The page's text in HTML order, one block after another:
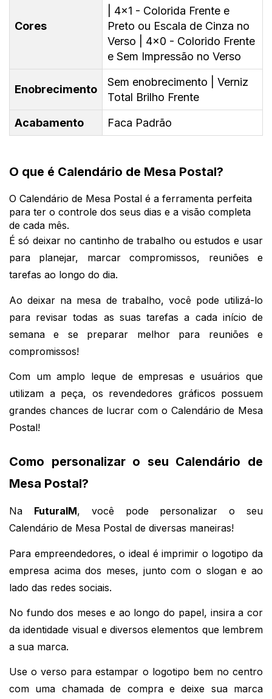
Cores
| 4x1 - Colorida Frente e
Preto ou Escala de Cinza no
Verso | 4x0 - Colorido Frente
e Sem Impressão no Verso
Enobrecimento
Sem enobrecimento | Verniz
Total Brilho Frente
Acabamento
Faca Padrão
O que é Calendário de Mesa Postal?
O Calendário de Mesa Postal é a ferramenta perfeita
para ter o controle dos seus dias e a visão completa
de cada mês.
É só deixar no cantinho de trabalho ou estudos e usar
para planejar, marcar compromissos, reuniões e
tarefas ao longo do dia.
Ao deixar na mesa de trabalho, você pode utilizá-lo
para revisar todas as suas tarefas a cada início de
semana e se preparar melhor para reuniões e
compromissos!
Com um amplo leque de empresas e usuários que
utilizam a peça, os revendedores gráficos possuem
grandes chances de lucrar com o Calendário de Mesa
Postal!
Como personalizar o seu Calendário de
Mesa Postal?
Na FuturaIM, você pode personalizar o seu
Calendário de Mesa Postal de diversas maneiras!
Para empreendedores, o ideal é imprimir o logotipo da
empresa acima dos meses, junto com o slogan e ao
lado das redes sociais.
No fundo dos meses e ao longo do papel, insira a cor
da identidade visual e diversos elementos que lembrem
a sua marca.
Use o verso para estampar o logotipo bem no centro
com uma chamada de compra e deixe sua marca